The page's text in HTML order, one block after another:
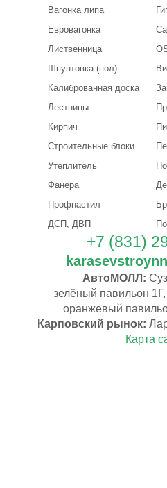
Вагонка липа
Евровагонка
Лиственница
Шпунтовка (пол)
Калиброванная доска
Лестницы
Кирпич
Строительные блоки
Утеплитель
Фанера
Профнастил
ДСП, ДВП
+7 (831)
АвтоМОЛЛ:
зелёный павильон
оранжевый
Карповский рынок:
Карта